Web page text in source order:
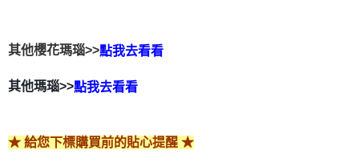
其他櫻花瑪瑙>>點我去看看
其他瑪瑙>>點我去看看
★ 給您下標購買前的貼心提醒 ★